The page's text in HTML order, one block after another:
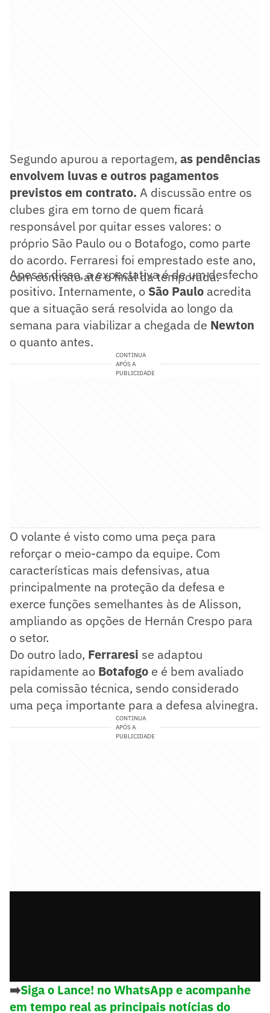
Segundo apurou a reportagem, as pendências
envolvem luvas e outros pagamentos
previstos em contrato. A discussão entre os
clubes gira em torno de quem ficará
responsável por quitar esses valores: o
próprio São Paulo ou o Botafogo, como parte
do acordo. Ferraresi foi emprestado este ano,
com contrato até o final da temporada.
Apesar disso, a expectativa é de um desfecho
positivo. Internamente, o São Paulo acredita
que a situação será resolvida ao longo da
semana para viabilizar a chegada de Newton
o quanto antes.
CONTINUA
APÓS A
PUBLICIDADE
O volante é visto como uma peça para
reforçar o meio-campo da equipe. Com
características mais defensivas, atua
principalmente na proteção da defesa e
exerce funções semelhantes às de Alisson,
ampliando as opções de Hernán Crespo para
o setor.
Do outro lado, Ferraresi se adaptou
rapidamente ao Botafogo e é bem avaliado
pela comissão técnica, sendo considerado
uma peça importante para a defesa alvinegra.
CONTINUA
APÓS A
PUBLICIDADE
➡️Siga o Lance! no WhatsApp e acompanhe
em tempo real as principais notícias do